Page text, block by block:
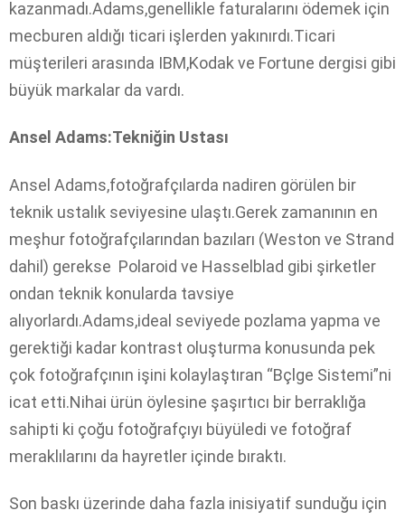
kazanmadı.Adams,genellikle faturalarını ödemek için
mecburen aldığı ticari işlerden yakınırdı.Ticari
müşterileri arasında IBM,Kodak ve Fortune dergisi gibi
büyük markalar da vardı.
Ansel Adams:Tekniğin Ustası
Ansel Adams,fotoğrafçılarda nadiren görülen bir
teknik ustalık seviyesine ulaştı.Gerek zamanının en
meşhur fotoğrafçılarından bazıları (Weston ve Strand
dahil) gerekse Polaroid ve Hasselblad gibi şirketler
ondan teknik konularda tavsiye
alıyorlardı.Adams,ideal seviyede pozlama yapma ve
gerektiği kadar kontrast oluşturma konusunda pek
çok fotoğrafçının işini kolaylaştıran “Bçlge Sistemi”ni
icat etti.Nihai ürün öylesine şaşırtıcı bir berraklığa
sahipti ki çoğu fotoğrafçıyı büyüledi ve fotoğraf
meraklılarını da hayretler içinde bıraktı.
Son baskı üzerinde daha fazla inisiyatif sunduğu için